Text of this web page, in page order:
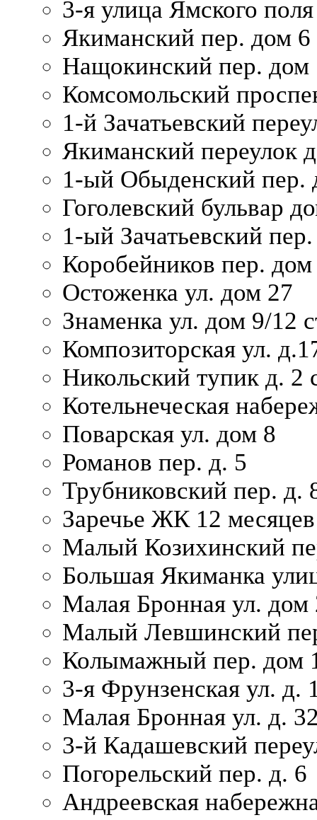
3-я улица Ямского
Якиманский пер. дом 6
Нащокинский пер. дом
Комсомольский
1-й Зачатьевский
Якиманский переулок
1-ый Обыденский пер.
Гоголевский бульвар
1-ый Зачатьевский
Коробейников пер.
Остоженка ул. дом 27
Знаменка ул. дом 9/12
Композиторская ул.
Никольский тупик д. 2
Котельнеческая
Поварская ул. дом 8
Романов пер. д. 5
Трубниковский пер. д.
Заречье ЖК 12 месяцев
Малый Козихинский
Большая Якиманка
Малая Бронная ул. дом
Малый Левшинский
Колымажный пер. дом
3-я Фрунзенская ул. д.
Малая Бронная ул. д.
3-й Кадашевский
Погорельский пер. д. 6
Андреевская